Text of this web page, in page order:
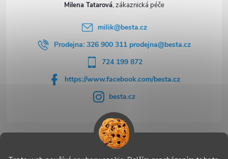
Milena Tatarová
milik@besta.cz
Prodejna: 326 900 311 prodejna@besta.cz
724 199 872
https://www.facebook.com/besta.cz
besta.cz
Užitečné odkazy